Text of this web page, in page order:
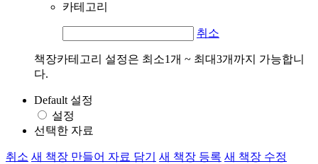
카테고리
취소
책장카테고리 설정은 최소1개 ~ 최대3개까지 가능합니
다.
Default 설정
설정
선택한 자료
취소 새 책장 만들어 자료 담기 새 책장 등록 새 책장 수정